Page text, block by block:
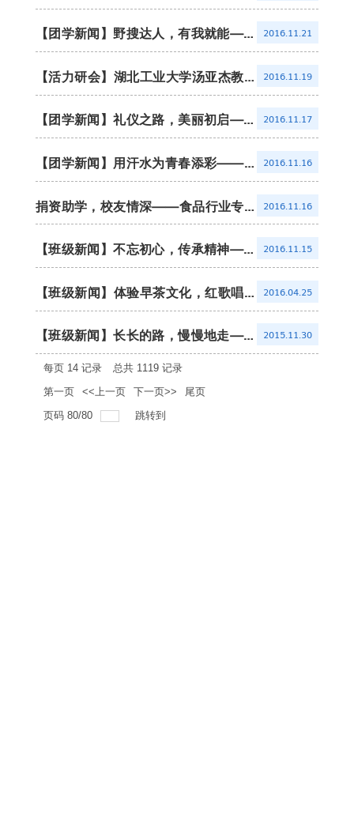
【团学新闻】野搜达人，有我就能——
记我院与数院交流会
2016.11.21
【活力研会】湖北工业大学汤亚杰教授
学术讲座——天然产物制造圆满举行
2016.11.19
【团学新闻】礼仪之路，美丽初启——
记第一次礼仪培训
2016.11.17
【团学新闻】用汗水为青春添彩——记
2016年食品科学与工程院运会
2016.11.16
捐资助学，校友情深——食品行业专家
大讲堂第三讲暨奇华利奖励金颁奖仪式
顺利举行
2016.11.16
【班级新闻】不忘初心，传承精神——
记15食科三班“纪念长征胜利80周年”团
日活动
2016.11.15
【班级新闻】体验早茶文化，红歌唱响
情怀——记2016级食科一班4月团日活
动
2016.04.25
【班级新闻】长长的路，慢慢地走——
记15食质班“学风建设”主题班会
2015.11.30
每页 14记录 总共 1119记录
第一页
<<上一页 下一页>>
尾页
页码 80/80 跳转到